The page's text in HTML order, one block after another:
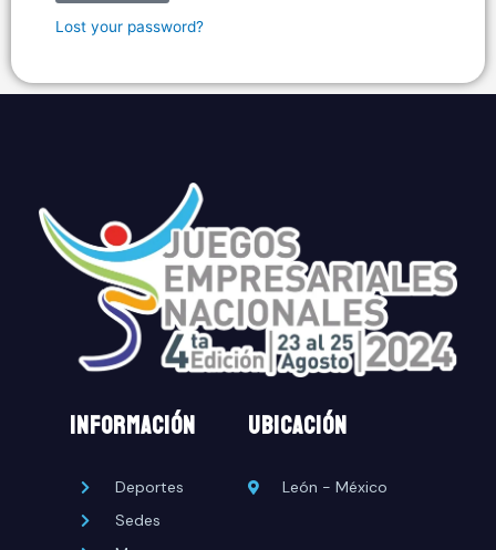
Lost your password?
INFORMACIÓN
Deportes
Sedes
UBICACIÓN
León - México